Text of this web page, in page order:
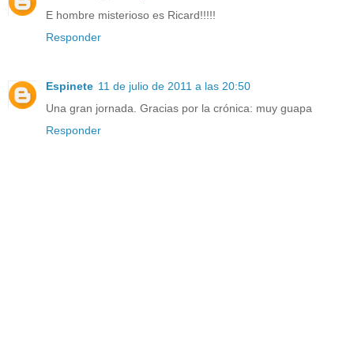
E hombre misterioso es Ricard!!!!!
Responder
Espinete 11 de julio de 2011 a las 20:50
Una gran jornada. Gracias por la crónica: muy guapa
Responder